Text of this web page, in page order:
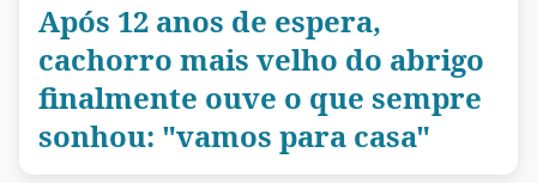
Após 12 anos de espera,
cachorro mais velho do abrigo
finalmente ouve o que sempre
sonhou: "vamos para casa"